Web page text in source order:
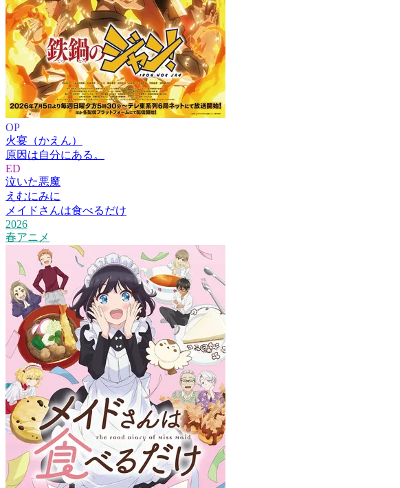
OP
火宴（かえん）
原因は自分にある。
ED
泣いた悪魔
えむにみに
メイドさんは食べるだけ
2026
春アニメ